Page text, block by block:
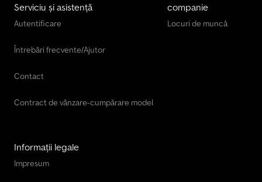
Serviciu și asistență
Autentificare
Întrebări frecvente/Ajutor
Contact
Contract de vânzare-cumpărare model
companie
Locuri de muncă
Informații legale
Impresum